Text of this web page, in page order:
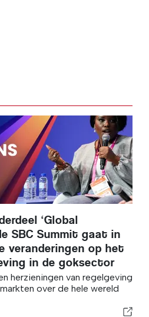
‘Global
SBC Summit gaat in
veranderingen op het
in de goksector
herzieningen van regelgeving
over de hele wereld